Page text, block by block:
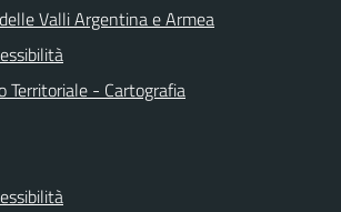
Valli Argentina e Armea
Territoriale - Cartografia